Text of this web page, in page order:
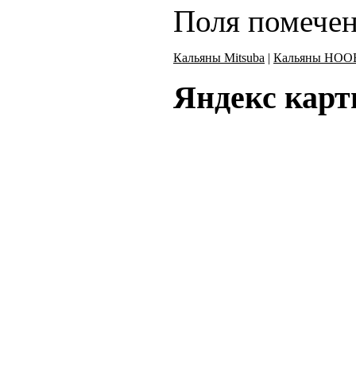
Поля
Кальяны Mitsuba | Кальяны
Яндекс